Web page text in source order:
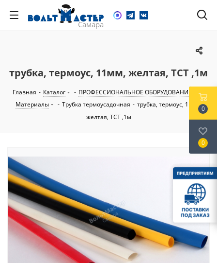
трубка, термоус, 11мм, желтая, TCT ,1м
Главная - Каталог - ПРОФЕССИОНАЛЬНОЕ ОБОРУДОВАНИЕ
-
Материалы
- Трубка термоусадочная - трубка, термоус, 11мм,
желтая, TCT ,1м
0
0